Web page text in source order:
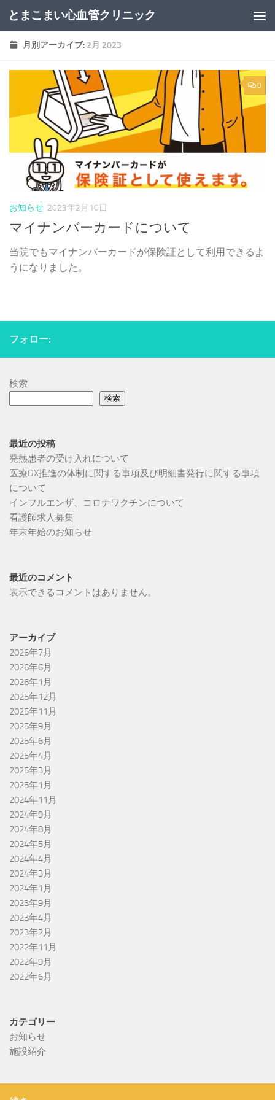
コンテンツへスキップ
とまこまい心血管クリニック
月別アーカイブ: 2月 2023
0
お知らせ 2023年2月10日
マイナンバーカードについて
当院でもマイナンバーカードが保険証として利用できるよ
うになりました。
フォロー:
検索
検索
最近の投稿
発熱患者の受け入れについて
医療DX推進の体制に関する事項及び明細書発行に関する事項
について
インフルエンザ、コロナワクチンについて
看護師求人募集
年末年始のお知らせ
最近のコメント
表示できるコメントはありません。
アーカイブ
2026年7月
2026年6月
2026年1月
2025年12月
2025年11月
2025年9月
2025年6月
2025年4月
2025年3月
2025年1月
2024年11月
2024年9月
2024年8月
2024年5月
2024年4月
2024年3月
2024年1月
2023年9月
2023年4月
2023年2月
2022年11月
2022年9月
2022年6月
カテゴリー
お知らせ
施設紹介